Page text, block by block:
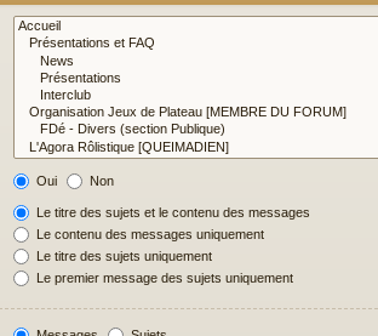
Oui Non
Le titre des sujets et le contenu des messages
Le contenu des messages uniquement
Le titre des sujets uniquement
Le premier message des sujets uniquement